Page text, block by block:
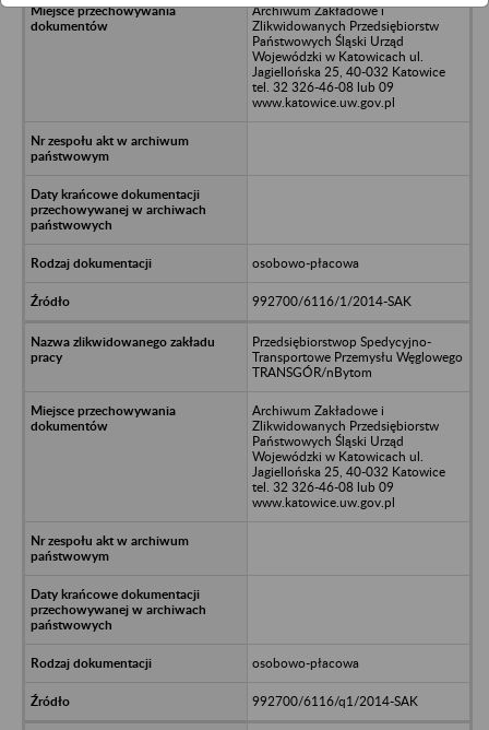
Archiwum Zakładowe i
Zlikwidowanych Przedsiębiorstw
Państwowych Śląski Urząd
Wojewódzki w Katowicach ul.
Jagiellońska 25, 40-032 Katowice
tel. 32 326-46-08 lub 09
www.katowice.uw.gov.pl
osobowo-płacowa
992700/6116/1/2014-SAK
Przedsiębiorstwop Spedycyjno-
Transportowe Przemysłu Węglowego
TRANSGÓR/nBytom
Archiwum Zakładowe i
Zlikwidowanych Przedsiębiorstw
Państwowych Śląski Urząd
Wojewódzki w Katowicach ul.
Jagiellońska 25, 40-032 Katowice
tel. 32 326-46-08 lub 09
www.katowice.uw.gov.pl
osobowo-płacowa
992700/6116/q1/2014-SAK